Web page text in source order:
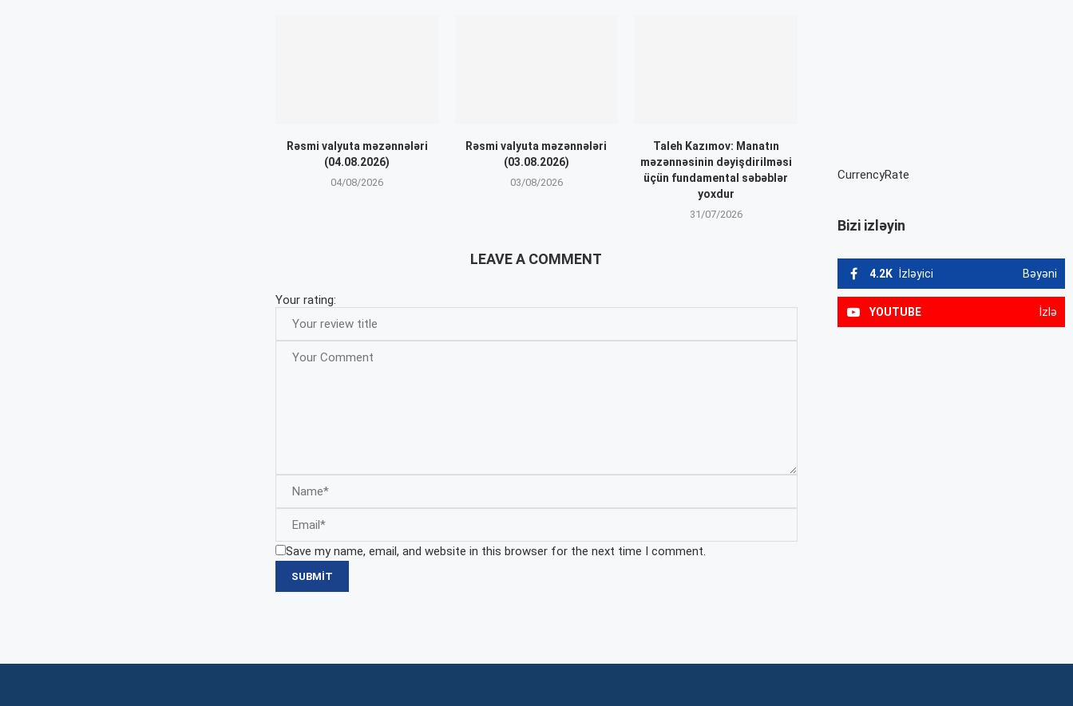
Rəsmi valyuta məzənnələri
(04.08.2026)
04/08/2026
Rəsmi valyuta məzənnələri
(03.08.2026)
03/08/2026
Taleh Kazımov: Manatın
məzənnəsinin dəyişdirilməsi
üçün fundamental səbəblər
yoxdur
31/07/2026
LEAVE A COMMENT
Your rating:
Save my name, email, and website in this browser for the next time I comment.
CurrencyRate
Bizi izləyin
4.2K İzləyici Bəyəni
YOUTUBE İzlə